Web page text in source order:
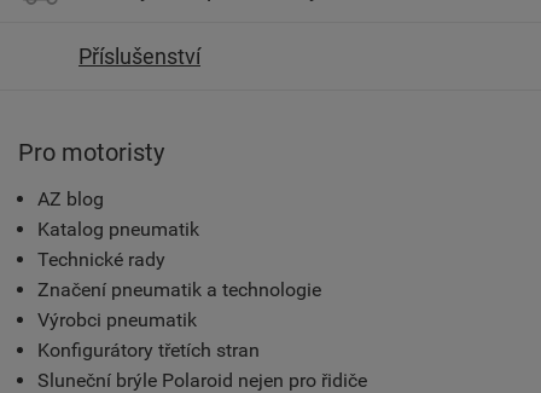
Příslušenství
Pro motoristy
AZ blog
Katalog pneumatik
Technické rady
Značení pneumatik a technologie
Výrobci pneumatik
Konfigurátory třetích stran
Sluneční brýle Polaroid nejen pro řidiče